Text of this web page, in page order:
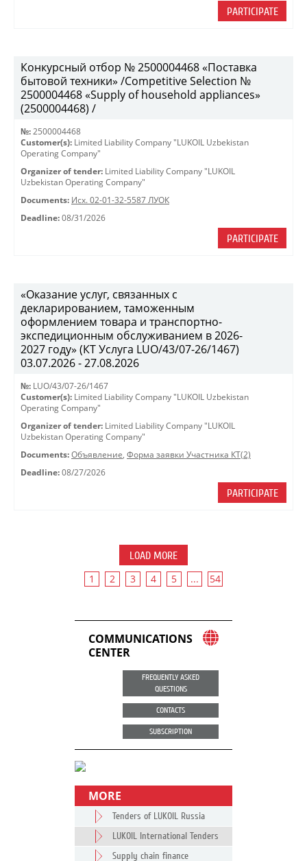
PARTICIPATE
Конкурсный отбор № 2500004468 «Поставка
бытовой техники» /Competitive Selection №
2500004468 «Supply of household appliances»
(2500004468) /
№: 2500004468
Customer(s): Limited Liability Company "LUKOIL Uzbekistan
Operating Company"
Organizer of tender: Limited Liability Company "LUKOIL
Uzbekistan Operating Company"
Documents: Исх. 02-01-32-5587 ЛУОК
Deadline: 08/31/2026
PARTICIPATE
«Оказание услуг, связанных с
декларированием, таможенным
оформлением товара и транспортно-
экспедиционным обслуживанием в 2026-
2027 году» (КТ Услуга LUO/43/07-26/1467)
03.07.2026 - 27.08.2026
№: LUO/43/07-26/1467
Customer(s): Limited Liability Company "LUKOIL Uzbekistan
Operating Company"
Organizer of tender: Limited Liability Company "LUKOIL
Uzbekistan Operating Company"
Documents: Объявление, Форма заявки Участника КТ(2)
Deadline: 08/27/2026
PARTICIPATE
LOAD MORE
1 2 3 4 5 ... 54
COMMUNICATIONS
CENTER
FREQUENTLY ASKED
QUESTIONS
CONTACTS
SUBSCRIPTION
MORE
Tenders of LUKOIL Russia
LUKOIL International Tenders
Supply chain finance